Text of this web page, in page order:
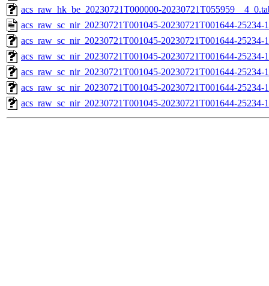
acs_raw_hk_be_20230721T000000-
acs_raw_sc_nir_20230721T001045-20230721T001644-25234-
acs_raw_sc_nir_20230721T001045-20230721T001644-25234-
acs_raw_sc_nir_20230721T001045-20230721T001644-25234-
acs_raw_sc_nir_20230721T001045-20230721T001644-25234-
acs_raw_sc_nir_20230721T001045-20230721T001644-25234-
acs_raw_sc_nir_20230721T001045-20230721T001644-